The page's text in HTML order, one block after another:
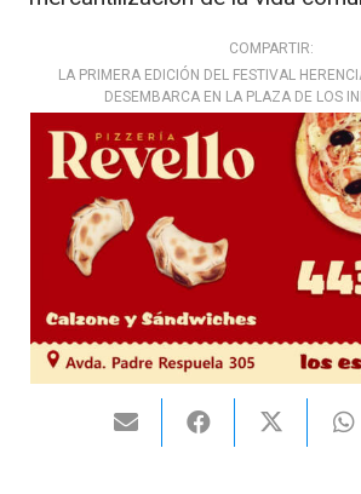
COMPARTIR:
LA PRIMERA EDICIÓN DEL FESTIVAL
DESEMBARCA EN LA PLAZA DE LOS